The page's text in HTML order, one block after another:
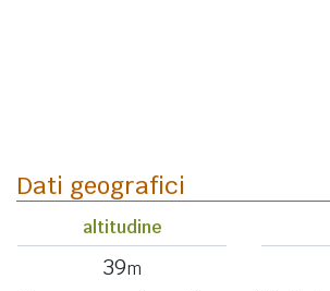
Dati geografici
altitudine
39m